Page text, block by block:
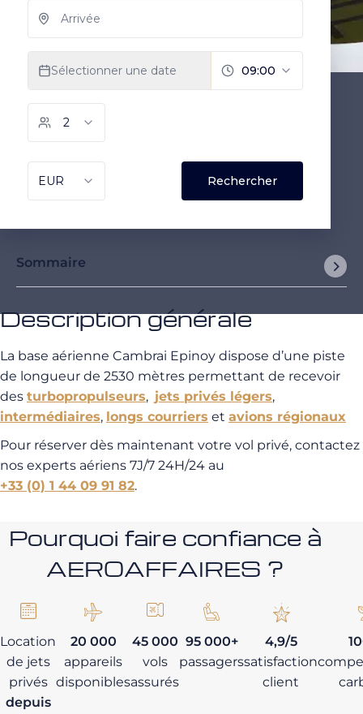
Sommaire
Description générale
La base aérienne Cambrai Epinoy dispose d’une piste
de longueur de 2530 mètres permettant de recevoir
des turbopropulseurs, jets privés légers,
intermédiaires, longs courriers et avions régionaux
Pour réserver dès maintenant votre vol privé, contactez
nos experts aériens 7J/7 24H/24 au
+33 (0) 1 44 09 91 82.
Pourquoi faire confiance à
AEROAFFAIRES ?
Location
de jets
privés
depuis
20 000
appareils
disponibles
45 000
vols
assurés
95 000+
passagers
4,9/5
satisfaction
client